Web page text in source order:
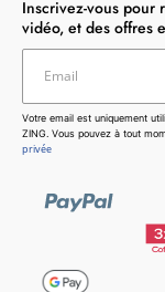
Inscrivez-vous pour
vidéo, et des offres
Email
Votre email est uniquement
ZING. Vous pouvez à tout
privée